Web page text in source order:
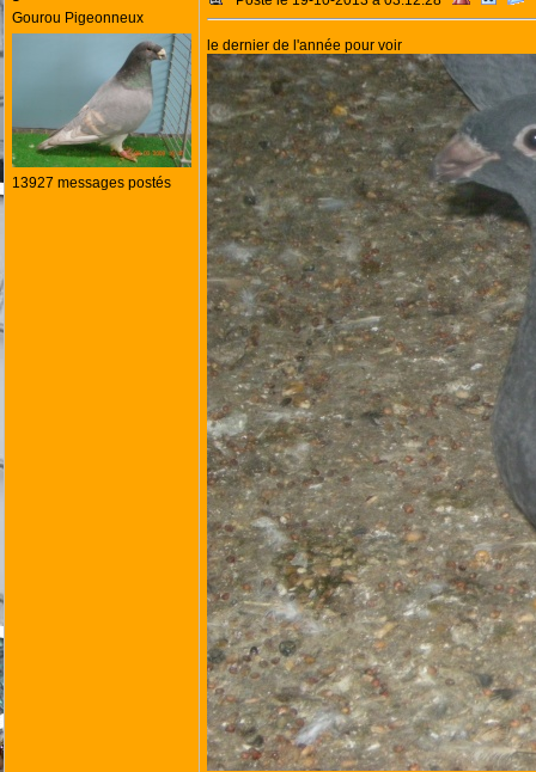
Gourou Pigeonneux
13927 messages postés
le dernier de l'année pour voir